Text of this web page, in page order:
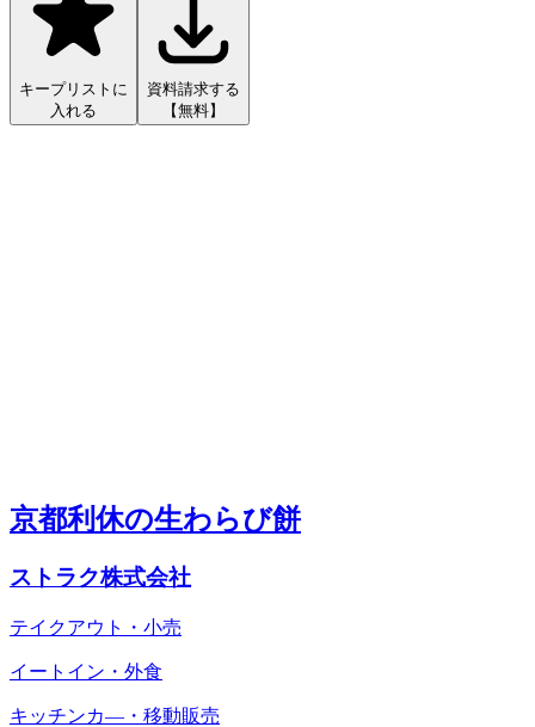
キープリストに
入れる
資料請求する
【無料】
京都利休の生わらび餅
ストラク株式会社
テイクアウト・小売
イートイン・外食
キッチンカ―・移動販売